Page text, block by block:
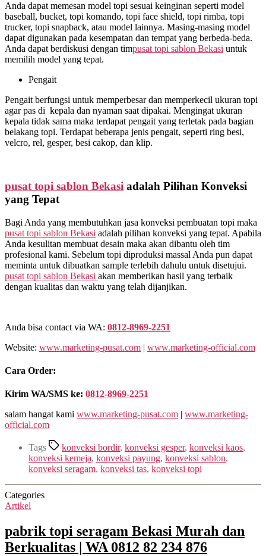
Anda dapat memesan model topi sesuai keinginan seperti model
baseball, bucket, topi komando, topi face shield, topi rimba, topi
trucker, topi snapback, atau model lainnya. Masing-masing model
dapat digunakan pada kesempatan dan tempat yang berbeda-beda.
Anda dapat berdiskusi dengan timpusat topi sablon Bekasi untuk
memilih model yang tepat.
Pengait
Pengait berfungsi untuk memperbesar dan memperkecil ukuran topi
agar pas di kepala dan nyaman saat dipakai. Mengingat ukuran
kepala tidak sama maka terdapat pengait yang terletak pada bagian
belakang topi. Terdapat beberapa jenis pengait, seperti ring besi,
velcro, rel, gesper, besi cakop, dan klip.
pusat topi sablon Bekasi adalah Pilihan Konveksi
yang Tepat
Bagi Anda yang membutuhkan jasa konveksi pembuatan topi maka
pusat topi sablon Bekasi adalah pilihan konveksi yang tepat. Apabila
Anda kesulitan membuat desain maka akan dibantu oleh tim
profesional kami. Sebelum topi diproduksi massal Anda pun dapat
meminta untuk dibuatkan sample terlebih dahulu untuk disetujui.
pusat topi sablon Bekasi akan memberikan hasil yang terbaik
dengan kualitas dan waktu yang telah dijanjikan.
Anda bisa contact via WA: 0812-8969-2251
Website: www.marketing-pusat.com | www.marketing-official.com
Cara Order:
Kirim WA/SMS ke: 0812-8969-2251
salam hangat kami www.marketing-pusat.com | www.marketing-
official.com
Tags konveksi bordir, konveksi gesper, konveksi kaos,
konveksi kemeja, konveksi payung, konveksi sablon,
konveksi seragam, konveksi tas, konveksi topi
Categories
Artikel
pabrik topi seragam Bekasi Murah dan
Berkualitas | WA 0812 82 234 876